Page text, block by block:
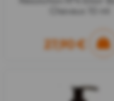
Cheveux 10 ml
27,90 €